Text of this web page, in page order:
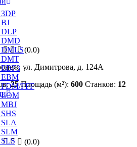
DLP
DMD
DMLS
DMT
EBF3
EBM
FDM/FFF
LOM
MBJ
SLA
SLM
(0.0)
ул. Димитрова, д. 124А
25 Площадь (м²): 600 Станков: 12
(0.0)